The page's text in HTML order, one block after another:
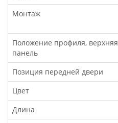
Монтаж
Положение профиля, верхняя
панель
Позиция передней двери
Цвет
Длина